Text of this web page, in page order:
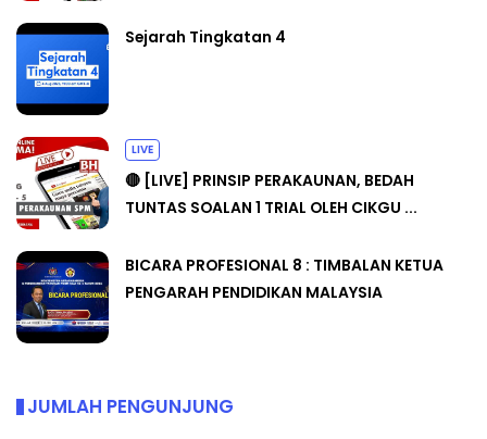
Sejarah Tingkatan 4
LIVE
🔴 [LIVE] PRINSIP PERAKAUNAN, BEDAH
TUNTAS SOALAN 1 TRIAL OLEH CIKGU ...
BICARA PROFESIONAL 8 : TIMBALAN KETUA
PENGARAH PENDIDIKAN MALAYSIA
JUMLAH PENGUNJUNG